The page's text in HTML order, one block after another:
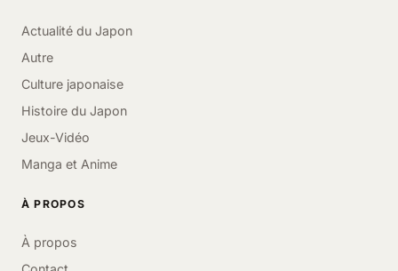
Actualité du Japon
Autre
Culture japonaise
Histoire du Japon
Jeux-Vidéo
Manga et Anime
À PROPOS
À propos